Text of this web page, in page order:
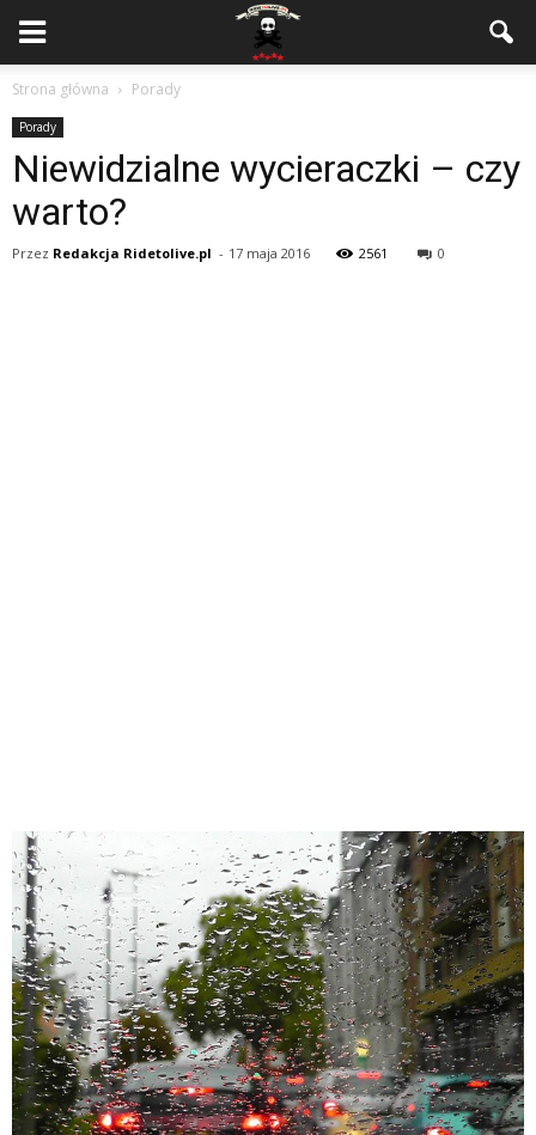
Strona główna Porady
Porady
Niewidzialne wycieraczki – czy
warto?
Przez Redakcja Ridetolive.pl - 17 maja 2016 2561 0